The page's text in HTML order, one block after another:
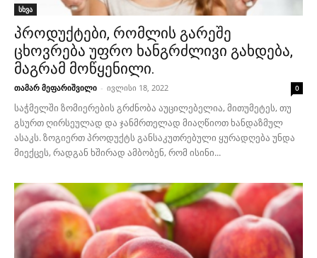
სხვა
პროდუქტები, რომლის გარეშე
ცხოვრება უფრო ხანგრძლივი გახდება,
მაგრამ მოწყენილი.
თამარ მეფარიშვილი - ივლისი 18, 2022 0
საჭმელში ზომიერების გრძნობა აუცილებელია, მითუმეტეს, თუ
გსურთ ღირსეულად და ჯანმრთელად მიაღწიოთ ხანდაზმულ
ასაკს. ზოგიერთ პროდუქტს განსაკუთრებული ყურადღება უნდა
მიექცეს, რადგან ხშირად ამბობენ, რომ ისინი...